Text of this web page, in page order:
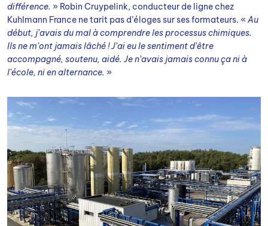
différence. » Robin Cruypelink, conducteur de ligne chez
Kuhlmann France ne tarit pas d’éloges sur ses formateurs. «Au
début, j’avais du mal à comprendre les processus chimiques.
Ils ne m’ont jamais lâché ! J’ai eu le sentiment d’être
accompagné, soutenu, aidé. Je n’avais jamais connu ça ni à
l’école, ni en alternance. »